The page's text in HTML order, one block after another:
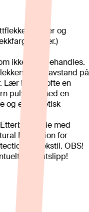
på lær og
lær.)
ikke skal behandles.
fra en avstand på
Lær krever ofte en
pulveret med en
og en syntetisk
med
Protection for
for tekstil. OBS!
fargeutslipp!